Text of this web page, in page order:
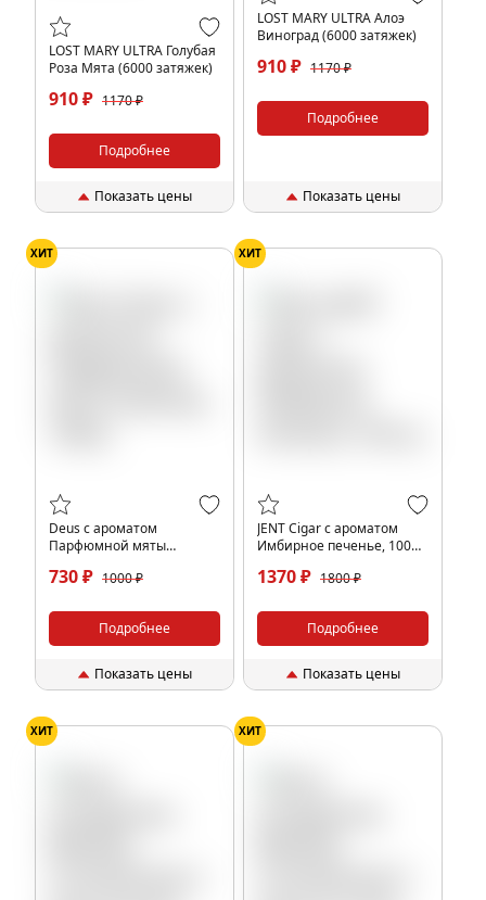
LOST MARY ULTRA Голубая
Роза Мята (6000 затяжек)
910 ₽ 1170 ₽
Подробнее
Показать цены
LOST MARY ULTRA Алоэ
Виноград (6000 затяжек)
910 ₽ 1170 ₽
Подробнее
Показать цены
ХИТ
Deus с ароматом
Парфюмной мяты
730 ₽ 1000 ₽
Подробнее
Показать цены
ХИТ
JENT Cigar с ароматом
Имбирное печенье, 100
1370 ₽ 1800 ₽
Подробнее
Показать цены
ХИТ ХИТ